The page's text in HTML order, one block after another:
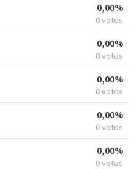
0,00%
0 votos
0,00%
0 votos
0,00%
0 votos
0,00%
0 votos
0,00%
0 votos